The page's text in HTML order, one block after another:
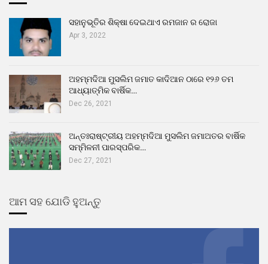
ସହାନୁଭୂତିର ଶିକ୍ଷା ଦେଇଥାଏ ରମଜାନ ର ରୋଜା
Apr 3, 2022
ଅହମ୍ମଦିଆ ମୁସଲିମ ଜମାତ କାଦିଆନ ଠାରେ ୧୨୬ ତମ
ଆଧ୍ୟାତ୍ମିକ ବାର୍ଷିକ…
Dec 26, 2021
ଅନ୍ତଃରାଷ୍ଟ୍ରୀୟ ଅହମ୍ମଦିଆ ମୁସଲିମ ଜମାଅତର ବାର୍ଷିକ
ସମ୍ମିଳନୀ ପାରସ୍ପରିକ…
Dec 27, 2021
ଆମ ସହ ଯୋଡି ହୁଅନ୍ତୁ